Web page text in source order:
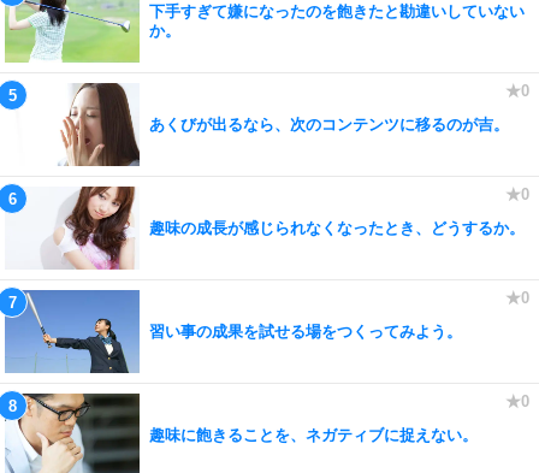
下手すぎて嫌になったのを飽きたと勘違いしていない
か。
あくびが出るなら、次のコンテンツに移るのが吉。
趣味の成長が感じられなくなったとき、どうするか。
習い事の成果を試せる場をつくってみよう。
趣味に飽きることを、ネガティブに捉えない。